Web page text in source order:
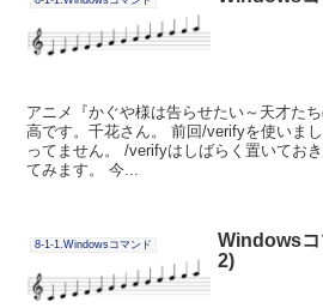
アニメ『かぐや様は告らせたい～天才た
高です。千花さん。 前回/verifyを使いま
ってません。 /verifyはしばらく置いてお
てみます。 今...
8-1-1.Windowsコマンド
Windows
2)